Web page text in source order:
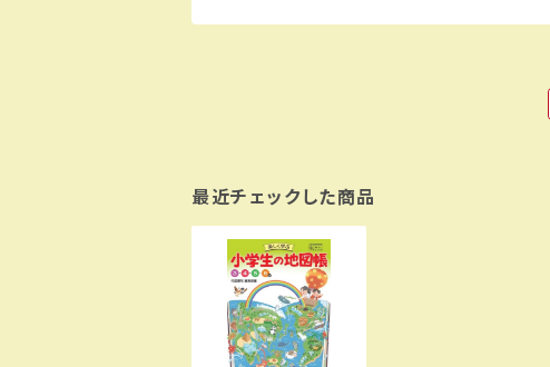
最近チェックした商品